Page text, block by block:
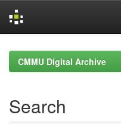
navigationCMMU Digital Archive
Search